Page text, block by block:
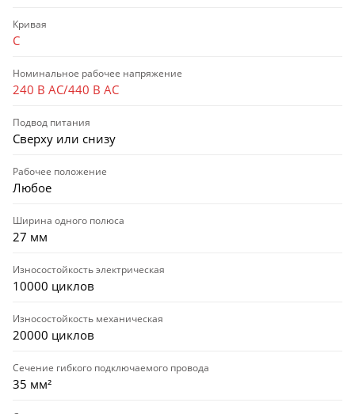
Кривая
C
Номинальное рабочее напряжение
240 В AC/440 В AC
Подвод питания
Сверху или снизу
Рабочее положение
Любое
Ширина одного полюса
27 мм
Износостойкость электрическая
10000 циклов
Износостойкость механическая
20000 циклов
Сечение гибкого подключаемого провода
35 мм²